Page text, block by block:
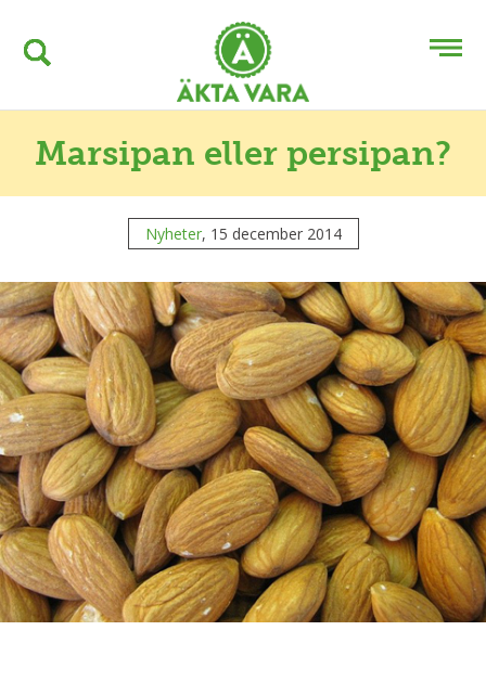
Marsipan eller persipan?
Nyheter, 15 december 2014